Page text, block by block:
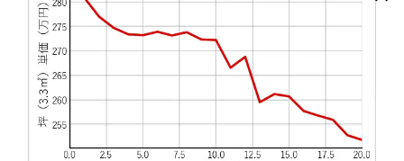
相場 3,100万円～3,400万円
(67.4万円/㎡~73.9万円/㎡)
マンションナビで
無料一括査定をする
ワコー幡ヶ谷マンションA号棟
東京都渋谷区本町1丁目
桜丘町
笹塚猿楽町
道玄坂南平台町西原鉢山町初台東広尾本町円山町
元代々木町
富ケ谷
初台駅
幡ケ谷駅
代々木上原駅代官山駅広尾駅明治神宮前駅代々木公園駅
北参道駅